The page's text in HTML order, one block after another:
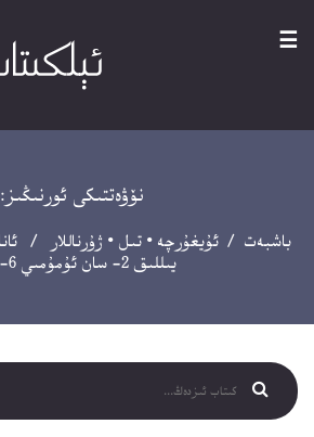
☰
نۆۋەتتىكى ئورنىڭىز:
باشبەت / ئۇيغۇرچە • تىل • ژۇرناللار
يىللىق 2- سان ئۇمۇمىي 6-سان)